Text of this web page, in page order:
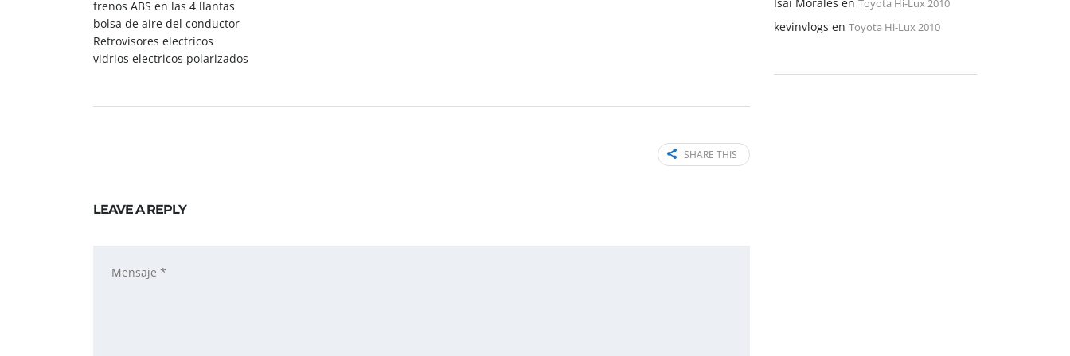
frenos ABS en las 4 llantas
bolsa de aire del conductor
Retrovisores electricos
vidrios electricos polarizados
SHARE THIS
LEAVE A REPLY
Toyota Hi-Lux 2010
kevinvlogs en Toyota Hi-Lux 2010